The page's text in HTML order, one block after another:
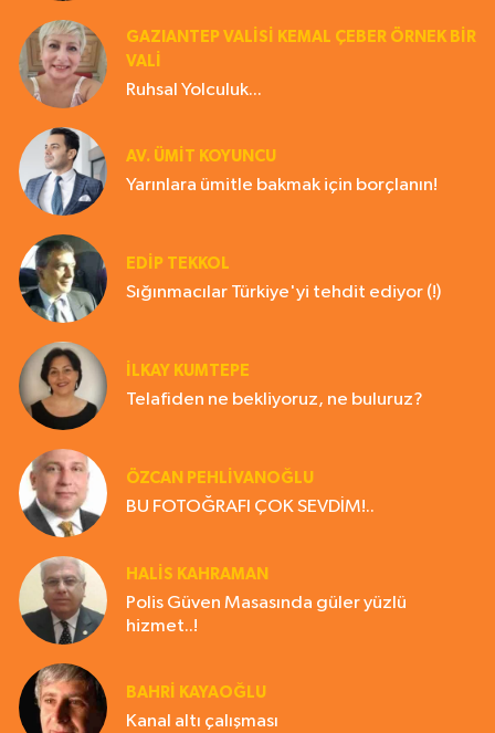
GAZIANTEP VALISI KEMAL ÇEBER ÖRNEK BİR
VALİ
Ruhsal Yolculuk...
AV. ÜMIT KOYUNCU
Yarınlara ümitle bakmak için borçlanın!
EDIP TEKKOL
Sığınmacılar Türkiye'yi tehdit ediyor (!)
İLKAY KUMTEPE
Telafiden ne bekliyoruz, ne buluruz?
ÖZCAN PEHLİVANOĞLU
BU FOTOĞRAFI ÇOK SEVDİM!..
HALIS KAHRAMAN
Polis Güven Masasında güler yüzlü
hizmet..!
BAHRI KAYAOĞLU
Kanal altı çalışması